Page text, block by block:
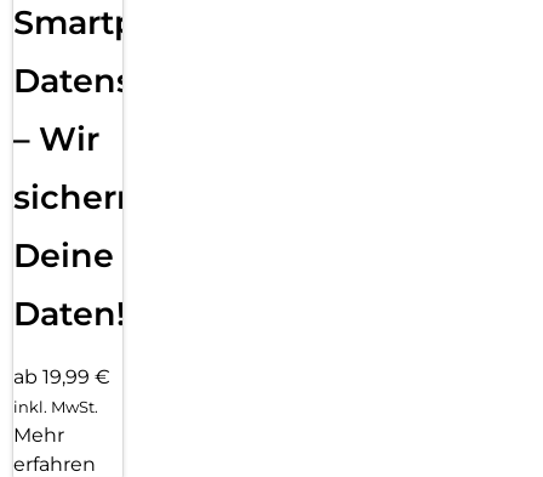
Smartphone
Datensicherung
– Wir
sichern
Deine
Daten!
ab 19,99 €
inkl. MwSt.
Mehr
erfahren